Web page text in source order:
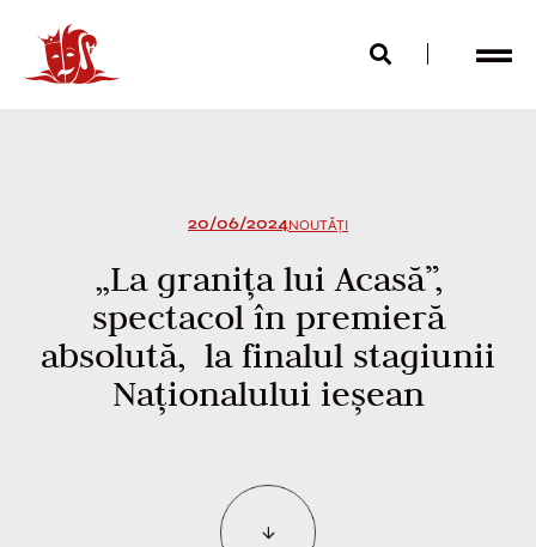
20/06/2024NOUTĂȚI
„La granița lui Acasă”,
spectacol în premieră
absolută, la finalul stagiunii
Naționalului ieșean